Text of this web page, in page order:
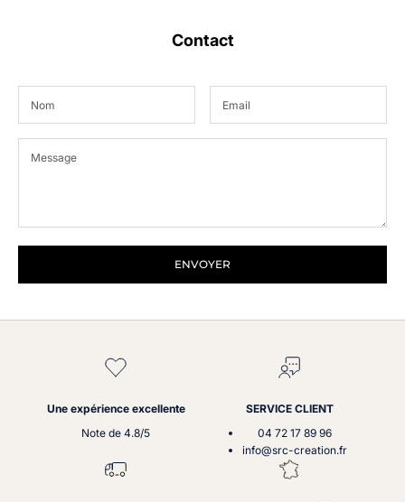
Contact
ENVOYER
Une expérience excellente
Note de 4.8/5
SERVICE CLIENT
04 72 17 89 96
info@src-creation.fr